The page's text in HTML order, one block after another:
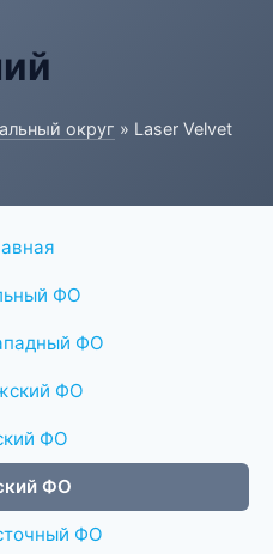
округ » Laser Velvet
ФО
ФО
ФО
ФО
ФО
ФО